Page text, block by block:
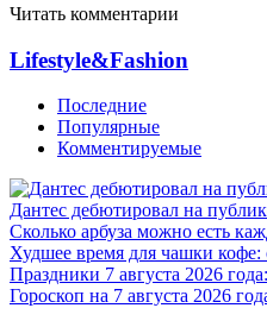
Читать комментарии
Lifestyle&Fashion
Последние
Популярные
Комментируемые
Дантес дебютировал на
Сколько арбуза можно есть
Худшее время для чашки кофе:
Праздники 7 августа 2026
Гороскоп на 7 августа 2026